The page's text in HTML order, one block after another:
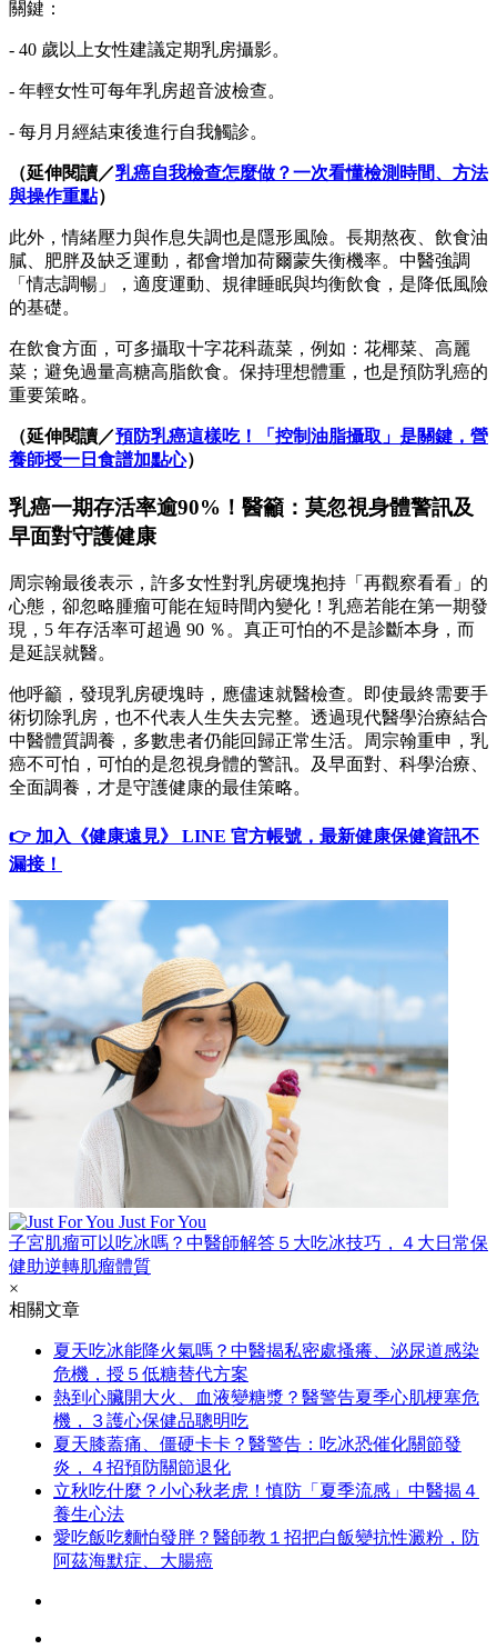
關鍵：
- 40 歲以上女性建議定期乳房攝影。
- 年輕女性可每年乳房超音波檢查。
- 每月月經結束後進行自我觸診。
（延伸閱讀／乳癌自我檢查怎麼做？一次看懂檢測時間、方法
與操作重點）
此外，情緒壓力與作息失調也是隱形風險。長期熬夜、飲食油
膩、肥胖及缺乏運動，都會增加荷爾蒙失衡機率。中醫強調
「情志調暢」，適度運動、規律睡眠與均衡飲食，是降低風險
的基礎。
在飲食方面，可多攝取十字花科蔬菜，例如：花椰菜、高麗
菜；避免過量高糖高脂飲食。保持理想體重，也是預防乳癌的
重要策略。
（延伸閱讀／預防乳癌這樣吃！「控制油脂攝取」是關鍵，營
養師授一日食譜加點心）
乳癌一期存活率逾90%！醫籲：莫忽視身體警訊及
早面對守護健康
周宗翰最後表示，許多女性對乳房硬塊抱持「再觀察看看」的
心態，卻忽略腫瘤可能在短時間內變化！乳癌若能在第一期發
現，5 年存活率可超過 90 ％。真正可怕的不是診斷本身，而
是延誤就醫。
他呼籲，發現乳房硬塊時，應儘速就醫檢查。即使最終需要手
術切除乳房，也不代表人生失去完整。透過現代醫學治療結合
中醫體質調養，多數患者仍能回歸正常生活。周宗翰重申，乳
癌不可怕，可怕的是忽視身體的警訊。及早面對、科學治療、
全面調養，才是守護健康的最佳策略。
👉 加入《健康遠見》 LINE 官方帳號，最新健康保健資訊不
漏接！
Just For You
子宮肌瘤可以吃冰嗎？中醫師解答５大吃冰技巧，４大日常保
健助逆轉肌瘤體質
×
相關文章
夏天吃冰能降火氣嗎？中醫揭私密處搔癢、泌尿道感染
危機，授５低糖替代方案
熱到心臟開大火、血液變糖漿？醫警告夏季心肌梗塞危
機，３護心保健品聰明吃
夏天膝蓋痛、僵硬卡卡？醫警告：吃冰恐催化關節發
炎，４招預防關節退化
立秋吃什麼？小心秋老虎！慎防「夏季流感」中醫揭４
養生心法
愛吃飯吃麵怕發胖？醫師教１招把白飯變抗性澱粉，防
阿茲海默症、大腸癌